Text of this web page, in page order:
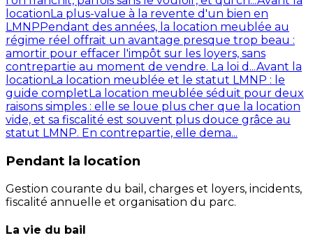
locationLa plus-value à la revente d'un bien en
LMNPPendant des années, la location meublée au
régime réel offrait un avantage presque trop beau :
amortir pour effacer l'impôt sur les loyers, sans
contrepartie au moment de vendre. La loi d...Avant la
locationLa location meublée et le statut LMNP : le
guide completLa location meublée séduit pour deux
raisons simples : elle se loue plus cher que la location
vide, et sa fiscalité est souvent plus douce grâce au
statut LMNP. En contrepartie, elle dema...
Pendant la location
Gestion courante du bail, charges et loyers, incidents,
fiscalité annuelle et organisation du parc.
La vie du bail